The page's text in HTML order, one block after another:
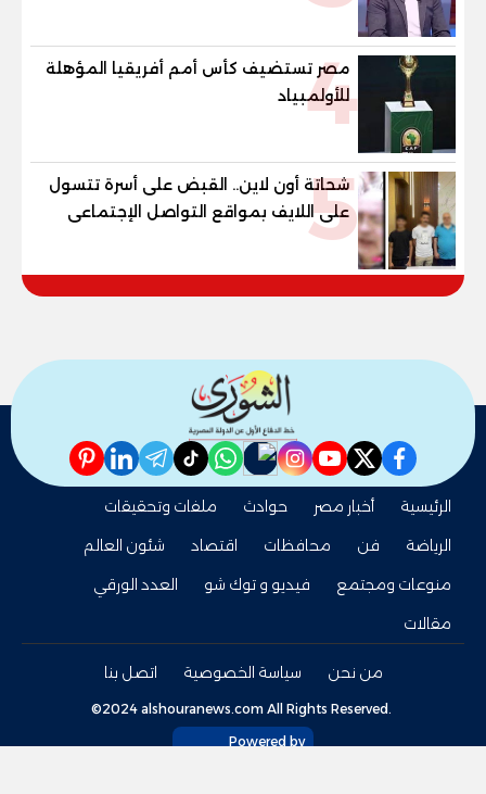
4
مصر تستضيف كأس أمم أفريقيا المؤهلة
للأولمبياد
5
شحاتة أون لاين.. القبض على أسرة تتسول
على اللايف بمواقع التواصل الإجتماعى
facebook
twitter
youtube
instagram
nabd
whatsapp
tiktok
telegram
linkedin
pinterest
الرئيسية أخبار مصر حوادث
ملفات وتحقيقات
الرياضة
فن محافظات اقتصاد
شئون العالم
منوعات ومجتمع
فيديو و توك شو
العدد الورقي
مقالات
من نحن سياسة الخصوصية اتصل بنا
©2024 alshouranews.com All Rights Reserved.
Powered by